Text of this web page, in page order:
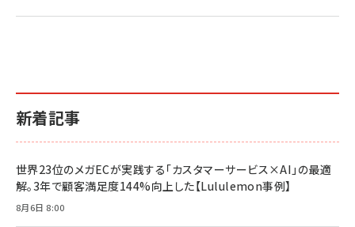
新着記事
世界23位のメガECが実践する「カスタマーサービス×AI」の最適
解。3年で顧客満足度144%向上した【Lululemon事例】
8月6日 8:00